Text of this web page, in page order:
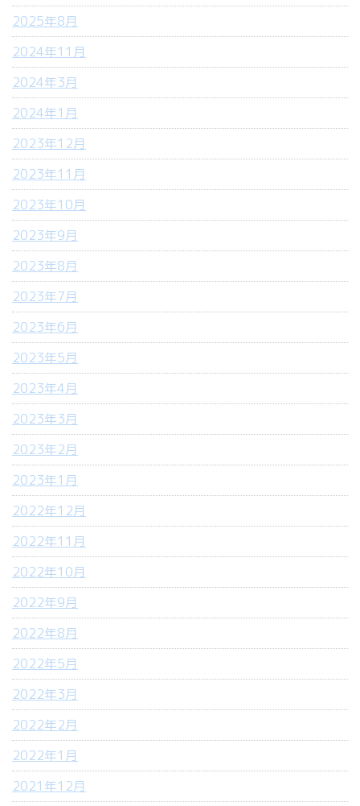
2025年8月
2024年11月
2024年3月
2024年1月
2023年12月
2023年11月
2023年10月
2023年9月
2023年8月
2023年7月
2023年6月
2023年5月
2023年4月
2023年3月
2023年2月
2023年1月
2022年12月
2022年11月
2022年10月
2022年9月
2022年8月
2022年5月
2022年3月
2022年2月
2022年1月
2021年12月